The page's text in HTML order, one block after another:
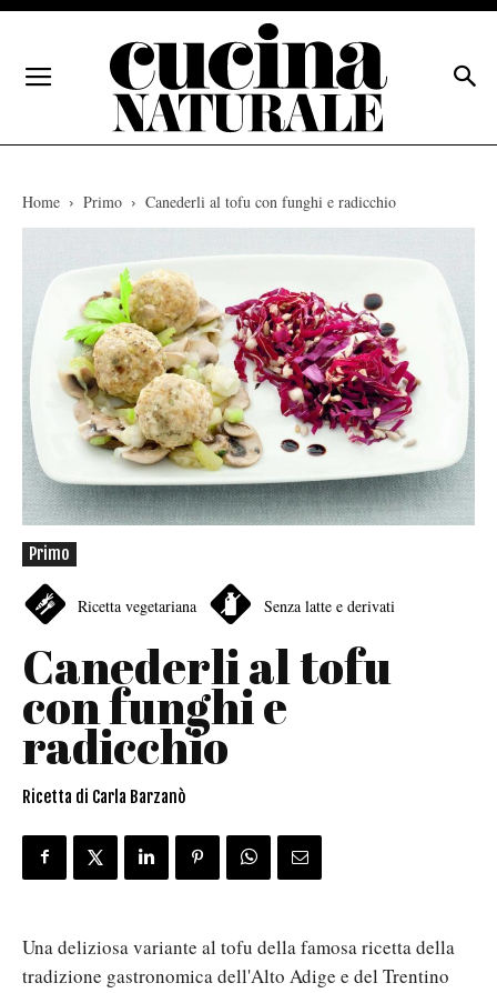
Home Primo Canederli al tofu con funghi e radicchio
Primo
Ricetta vegetariana Senza latte e derivati
Canederli al tofu
con funghi e
radicchio
Ricetta di Carla Barzanò
Una deliziosa variante al tofu della famosa ricetta della
tradizione gastronomica dell'Alto Adige e del Trentino